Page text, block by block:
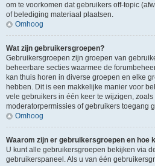
om te voorkomen dat gebruikers off-topic
of belediging materiaal plaatsen.
Omhoog
Wat zijn gebruikersgroepen?
Gebruikersgroepen zijn groepen van
beheerbare secties waarmee de
kan thuis horen in diverse groepen en elke
hebben. Dit is een makkelijke manier voor
vele gebruikers in één keer te wijzigen,
moderatorpermissies of gebruikers toegang
Omhoog
Waarom zijn er gebruikersgroepen en hoe
U kunt alle gebruikersgroepen bekijken via
gebruikerspaneel. Als u van één